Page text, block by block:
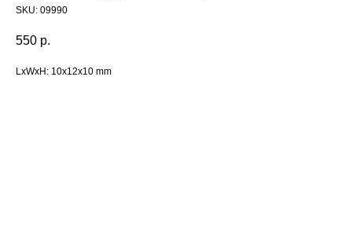
SKU: 09990
550 р.
LxWxH: 10x12x10 mm